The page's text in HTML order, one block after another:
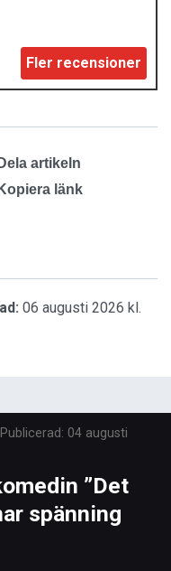
Fler recensioner
Dela artikeln
Kopiera länk
06 augusti 2026 kl.
Publicerad: 04 augusti
”Det
spänning